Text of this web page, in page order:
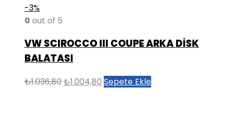
-3%
0 out of 5
VW SCIROCCO III COUPE ARKA DİSK
BALATASI
₺1.036,80Orijinal
₺1.004,80 Şu
Sepete Ekle